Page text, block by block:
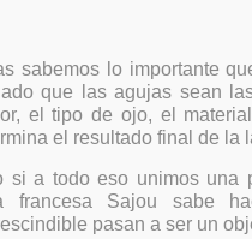
sabemos lo importante
que las agujas sean
el tipo de ojo, el
el resultado final de la
si a todo eso unimos una
francesa Sajou sabe
pasan a ser un